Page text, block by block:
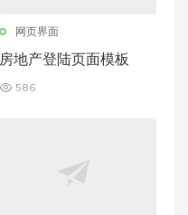
网页界面
房地产登陆页面模板
586